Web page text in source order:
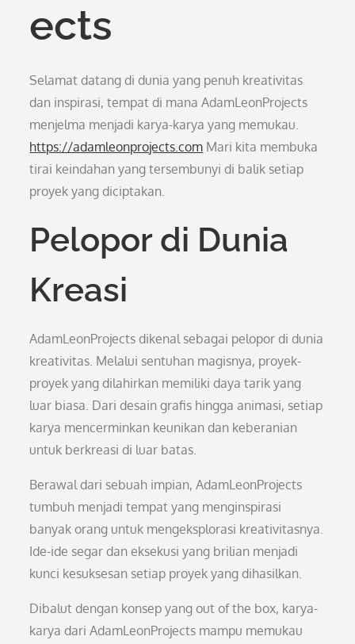
ects
Selamat datang di dunia yang penuh kreativitas
dan inspirasi, tempat di mana AdamLeonProjects
menjelma menjadi karya-karya yang memukau.
https://adamleonprojects.com Mari kita membuka
tirai keindahan yang tersembunyi di balik setiap
proyek yang diciptakan.
Pelopor di Dunia
Kreasi
AdamLeonProjects dikenal sebagai pelopor di dunia
kreativitas. Melalui sentuhan magisnya, proyek-
proyek yang dilahirkan memiliki daya tarik yang
luar biasa. Dari desain grafis hingga animasi, setiap
karya mencerminkan keunikan dan keberanian
untuk berkreasi di luar batas.
Berawal dari sebuah impian, AdamLeonProjects
tumbuh menjadi tempat yang menginspirasi
banyak orang untuk mengeksplorasi kreativitasnya.
Ide-ide segar dan eksekusi yang brilian menjadi
kunci kesuksesan setiap proyek yang dihasilkan.
Dibalut dengan konsep yang out of the box, karya-
karya dari AdamLeonProjects mampu memukau